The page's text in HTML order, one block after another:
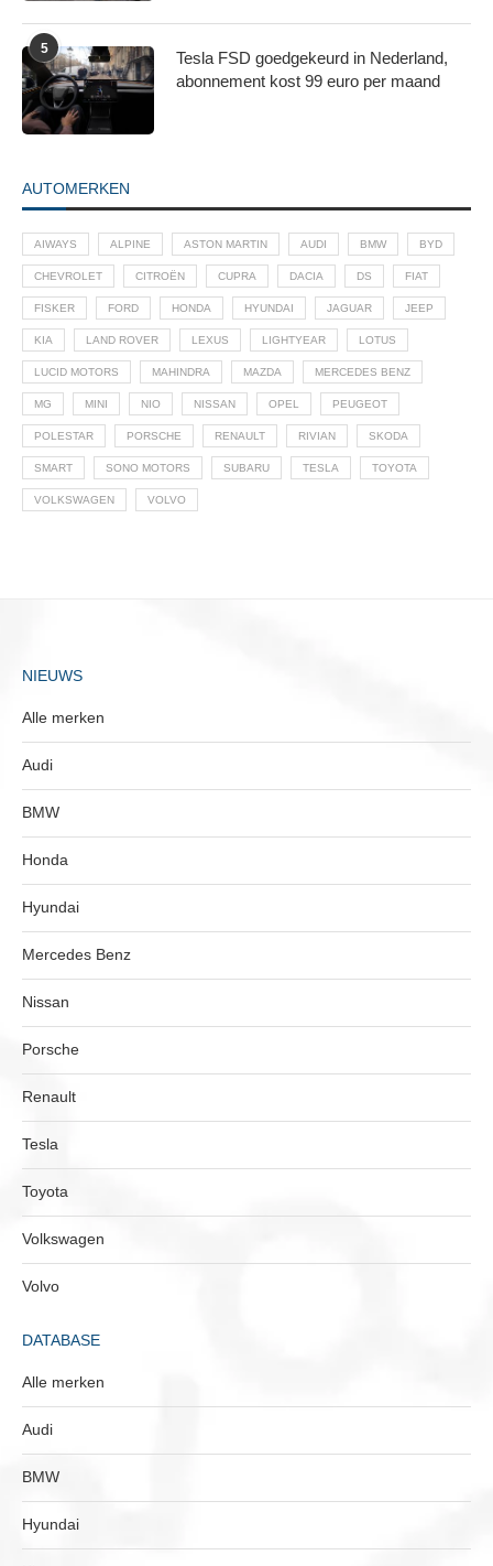
5
Tesla FSD goedgekeurd in Nederland,
abonnement kost 99 euro per maand
AUTOMERKEN
AIWAYS ALPINE ASTON MARTIN AUDI BMW BYD
CHEVROLET CITROËN CUPRA DACIA DS FIAT
FISKER FORD HONDA HYUNDAI JAGUAR JEEP
KIA LAND ROVER LEXUS LIGHTYEAR LOTUS
LUCID MOTORS MAHINDRA MAZDA MERCEDES BENZ
MG MINI NIO NISSAN OPEL PEUGEOT
POLESTAR PORSCHE RENAULT RIVIAN SKODA
SMART SONO MOTORS SUBARU TESLA TOYOTA
VOLKSWAGEN VOLVO
NIEUWS
Alle merken
Audi
BMW
Honda
Hyundai
Mercedes Benz
Nissan
Porsche
Renault
Tesla
Toyota
Volkswagen
Volvo
DATABASE
Alle merken
Audi
BMW
Hyundai